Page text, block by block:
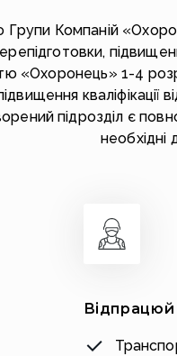
Компаній
«Охоронець» 1-4
підрозділ є
необхідні